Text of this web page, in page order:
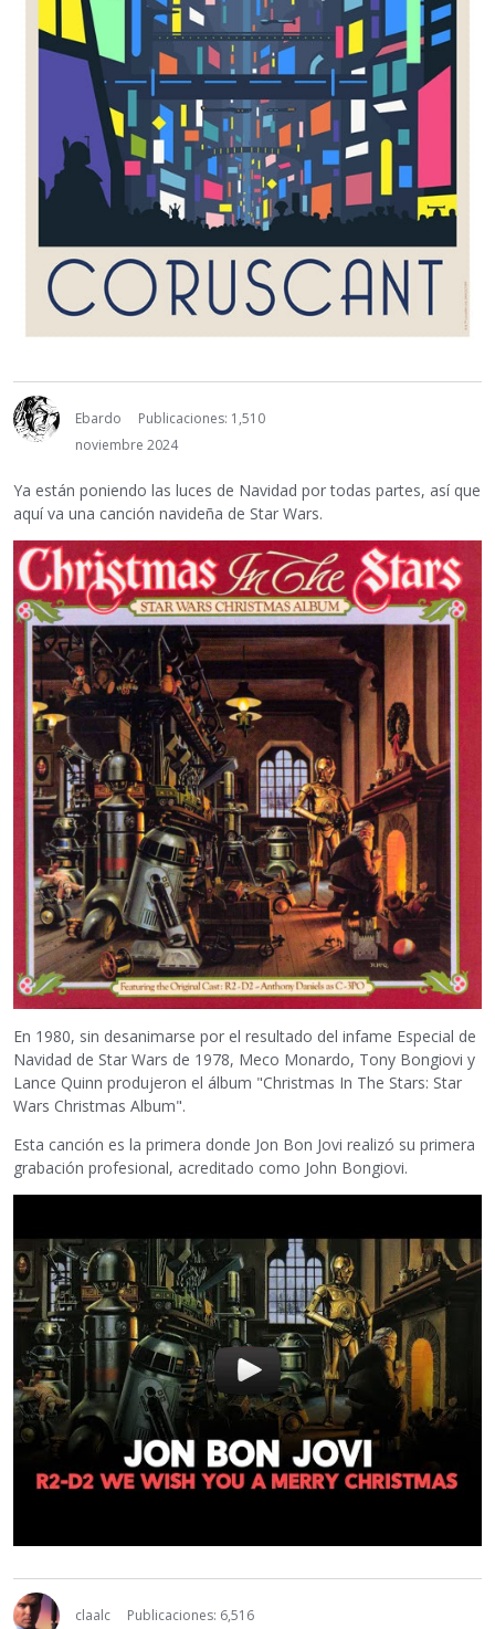
Ebardo
Publicaciones: 1,510
noviembre 2024
Ya están poniendo las luces de Navidad por todas partes, así que
aquí va una canción navideña de Star Wars.
En 1980, sin desanimarse por el resultado del infame Especial de
Navidad de Star Wars de 1978, Meco Monardo, Tony Bongiovi y
Lance Quinn produjeron el álbum "Christmas In The Stars: Star
Wars Christmas Album".
Esta canción es la primera donde Jon Bon Jovi realizó su primera
grabación profesional, acreditado como John Bongiovi.
claalc
Publicaciones: 6,516